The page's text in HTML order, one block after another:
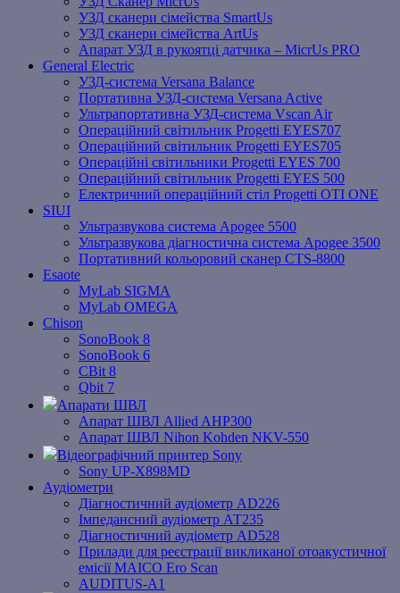
УЗД сканери сімейства SmartUs
УЗД сканери сімейства ArtUs
Апарат УЗД в рукоятці датчика – MicrUs PRO
General Electric
УЗД-система Versana Balance
Портативна УЗД-система Versana Active
Ультрапортативна УЗД-система Vscan Air
Операційний світильник Progetti EYES707
Операційний світильник Progetti EYES705
Операційні світильники Progetti EYES 700
Операційний світильник Progetti EYES 500
Електричний операційний стіл Progetti OTI ONE
SIUI
Ультразвукова система Apogee 5500
Ультразвукова діагностична система Apogee 3500
Портативний кольоровий сканер CTS-8800
Esaote
MyLab SIGMA
MyLab OMEGA
Chison
SonoBook 8
SonoBook 6
СBit 8
Qbit 7
Апарати ШВЛ
Апарат ШВЛ Allied AHP300
Апарат ШВЛ Nihon Kohden NKV-550
Відеографічний принтер Sony
Sony UP-X898MD
Аудіометри
Діагностичний аудіометр AD226
Імпедансний аудіометр АТ235
Діагностичний аудіометр AD528
Прилади для реєстрації викликаної отоакустичної
емісії MAICO Ero Scan
AUDITUS-A1